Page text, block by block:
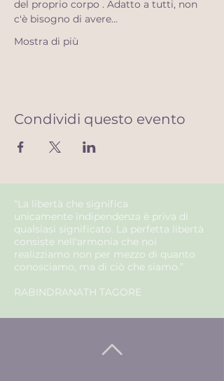
del proprio corpo . Adatto a tutti, non
c'è bisogno di avere…
Mostra di più
Condividi questo evento
“La libertà che significa
unicamente indipendenza è priva di
qualsiasi significato. La perfetta libertà
consiste nell'armonia che noi
realizziamo non per mezzo di quanto
conosciamo, ma di ciò che siamo.”
RABINDRANATH TAGORE